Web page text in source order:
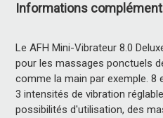
Informations
Le AFH Mini-Vibrateur 8.0
pour les massages ponctuels
comme la main par exemple.
3 intensités de vibration
possibilités d'utilisation, des